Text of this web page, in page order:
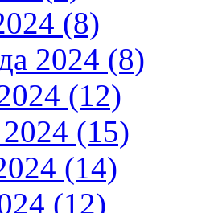
(8)
2024 (8)
(12)
(15)
(14)
(12)